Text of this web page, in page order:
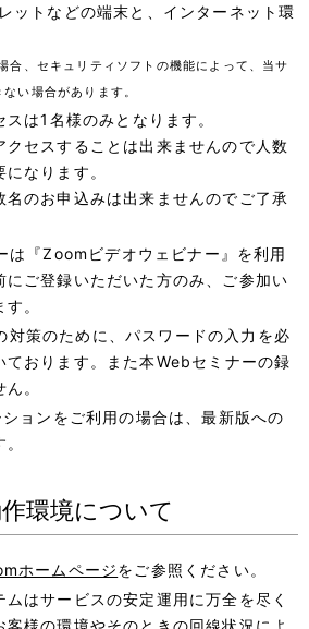
ットなどの端末と、インターネット環
合、セキュリティソフトの機能によって、当サ
い場合があります。
は1名様のみとなります。
クセスすることは出来ませんので人数
なります。
名のお申込みは出来ませんのでご了承
は『Zoomビデオウェビナー』を利用
にご登録いただいた方のみ、ご参加い
。
策のために、パスワードの入力を必
ております。また本Webセミナーの録
。
ョンをご利用の場合は、最新版への
環境について
ホームページをご参照ください。
はサービスの安定運用に万全を尽く